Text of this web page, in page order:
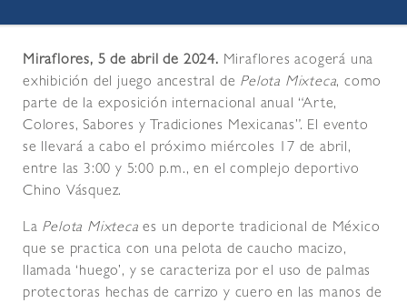
Miraflores, 5 de abril de 2024. Miraflores acogerá una
exhibición del juego ancestral de Pelota Mixteca, como
parte de la exposición internacional anual “Arte,
Colores, Sabores y Tradiciones Mexicanas”. El evento
se llevará a cabo el próximo miércoles 17 de abril,
entre las 3:00 y 5:00 p.m., en el complejo deportivo
Chino Vásquez.
La Pelota Mixteca es un deporte tradicional de México
que se practica con una pelota de caucho macizo,
llamada ‘huego’, y se caracteriza por el uso de palmas
protectoras hechas de carrizo y cuero en las manos de